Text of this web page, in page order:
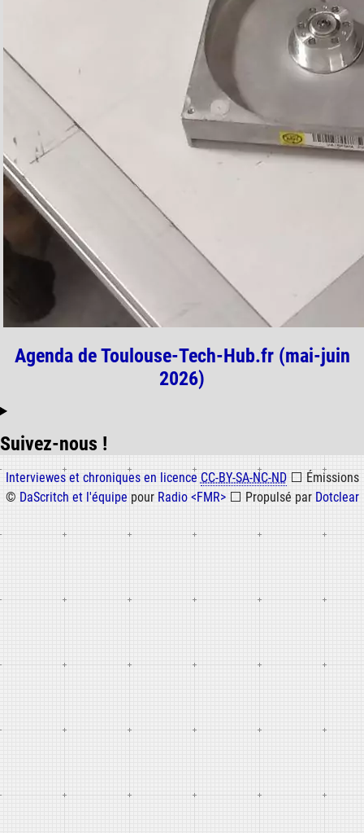
Agenda de Toulouse-Tech-Hub.fr (mai-juin
2026)
Suivez-nous !
Informations
Interviewes et chroniques en licence CC-BY-SA-NC-ND ⬜ Émissions
© DaScritch et l'équipe pour Radio <FMR> ⬜ Propulsé par Dotclear